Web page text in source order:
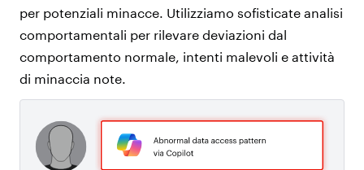
per potenziali minacce. Utilizziamo sofisticate analisi
comportamentali per rilevare deviazioni dal
comportamento normale, intenti malevoli e attività
di minaccia note.